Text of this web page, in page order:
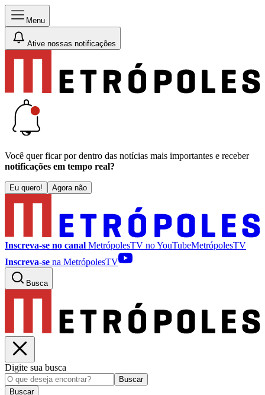
Menu
Ative nossas notificações
Você quer ficar por dentro das notícias mais importantes e receber
notificações em tempo real?
Eu quero! Agora não
Inscreva-se no canal MetrópolesTV noYouTubeMetrópolesTV
Inscreva-se na MetrópolesTV
Busca
Digite sua busca
Buscar
Buscar